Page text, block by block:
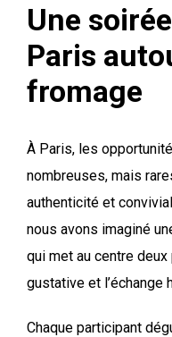
Une
Paris
fromage
À Paris, les
nombreuses, mais
authenticité et
nous avons imaginé
qui met au centre
gustative et l’échange
Chaque participant